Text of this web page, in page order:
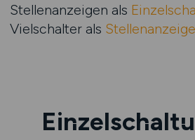
Stellenanzeigen als
Vielschalter als